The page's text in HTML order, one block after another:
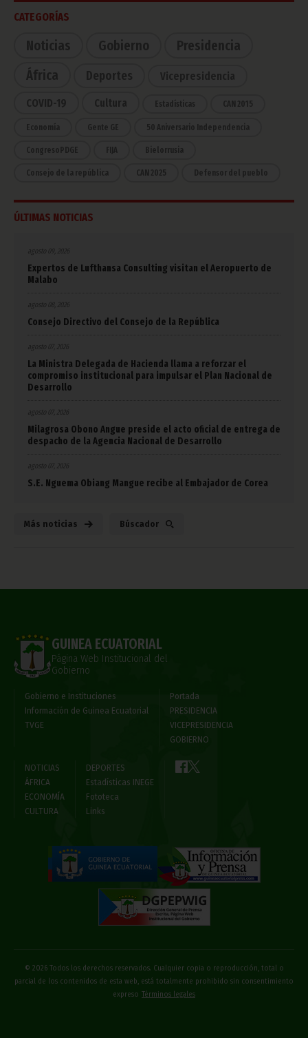
CATEGORÍAS
Noticias Gobierno
Presidencia
África
Deportes Vicepresidencia
COVID-19 Cultura Estadísticas CAN 2015
Economía Gente GE 50 Aniversario Independencia
CongresoPDGE FIJA Bielorrusia
Consejo de la república CAN 2025 Defensor del pueblo
ÚLTIMAS NOTICIAS
agosto 09, 2026
Expertos de Lufthansa Consulting visitan el Aeropuerto de
Malabo
agosto 08, 2026
Consejo Directivo del Consejo de la República
agosto 07, 2026
La Ministra Delegada de Hacienda llama a reforzar el
compromiso institucional para impulsar el Plan Nacional de
Desarrollo
agosto 07, 2026
Milagrosa Obono Angue preside el acto oficial de entrega de
despacho de la Agencia Nacional de Desarrollo
agosto 07, 2026
S.E. Nguema Obiang Mangue recibe al Embajador de Corea
Más noticias Búscador
GUINEA ECUATORIAL
Página Web Institucional del
Gobierno
Gobierno e Instituciones
Información de Guinea Ecuatorial
TVGE
Portada
PRESIDENCIA
VICEPRESIDENCIA
GOBIERNO
NOTICIAS
ÁFRICA
ECONOMÍA
CULTURA
DEPORTES
Estadísticas INEGE
Fototeca
Links
© 2026 Todos los derechos reservados. Cualquier copia o reproducción, total o
parcial de los contenidos de esta web, está totalmente prohibido sin consentimiento
expreso Términos legales